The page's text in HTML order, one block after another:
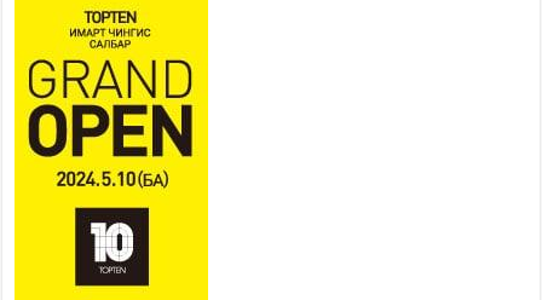
мэргэнээ сорьж байна
2026 оны 7 сар 15 / 11 цаг 03 минут
Төв цэнгэлдэхийн эргэн тойронд
2026 оны 7 сар 15 / 10 цаг 58 минут
Үндэсний их баяр наадмын шагайн харваа
насанд хүрэгчдийн багийн харваагаар
үргэлжилж байна
2026 оны 7 сар 15 / 10 цаг 52 минут
Үндэсний их баяр наадмын хүчит бөхийн
барилдаан эхэллээ